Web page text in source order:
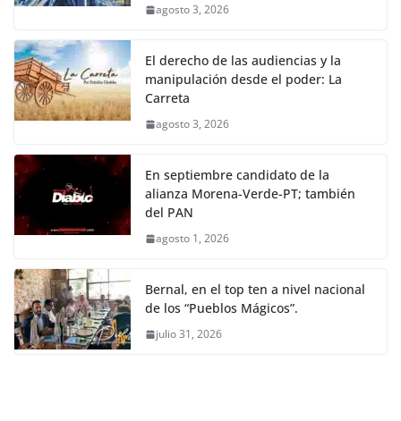
agosto 3, 2026
El derecho de las audiencias y la
manipulación desde el poder: La
Carreta
agosto 3, 2026
En septiembre candidato de la
alianza Morena-Verde-PT; también
del PAN
agosto 1, 2026
Bernal, en el top ten a nivel nacional
de los “Pueblos Mágicos”.
julio 31, 2026